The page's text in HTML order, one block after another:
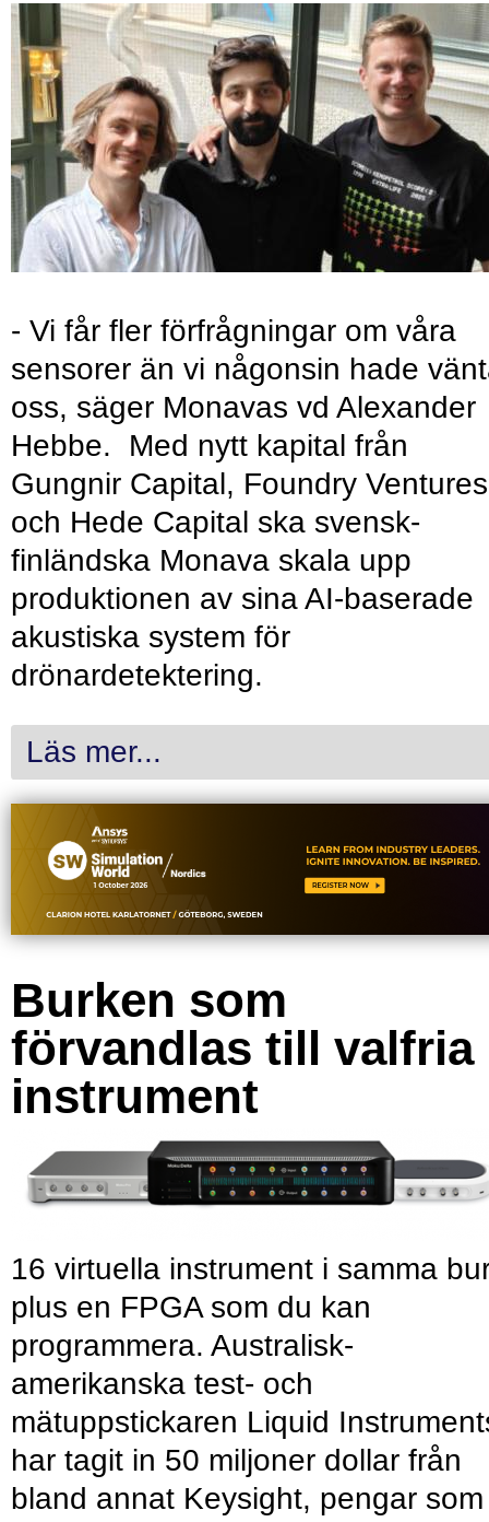
- Vi får fler förfrågningar om våra
sensorer än vi någonsin hade
oss, säger Monavas vd Alexander
Hebbe. Med nytt kapital från
Gungnir Capital, Foundry Ventures
och Hede Capital ska svensk-
finländska Monava skala upp
produktionen av sina AI-baserade
akustiska system för
drönardetektering.
Läs mer...
Burken som
förvandlas till valfria
instrument
16 virtuella instrument i samma
plus en FPGA som du kan
programmera. Australisk-
amerikanska test- och
mätuppstickaren Liquid
har tagit in 50 miljoner dollar från
bland annat Keysight, pengar som